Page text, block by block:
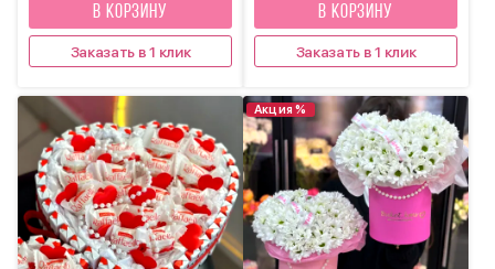
В КОРЗИНУ
Заказать в 1 клик
В КОРЗИНУ
Заказать в 1 клик
Акция %